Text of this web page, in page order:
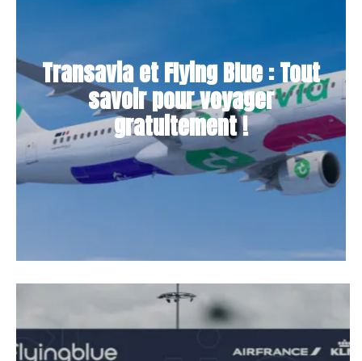
Transavia et Flying Blue : Tout
savoir pour voyager
gratuitement !